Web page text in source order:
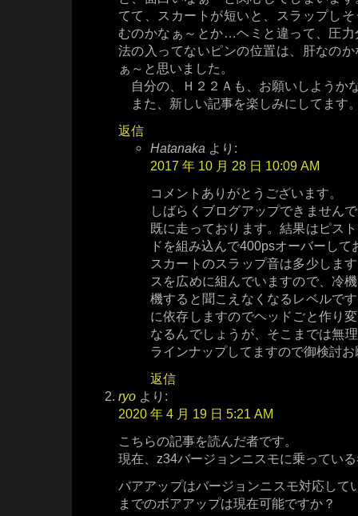
てて、スカートが短いと、スラップし
むのかなぁ～とか…ヘミと違って、圧
法の入ってないピンの位置は、肝なの
ぁ～と思いました。
自分の、Ｈ２２Ａも、お願いしようか
また、新しい記事を楽しみにしてます
返信
Hatanaka より:
2017 年 10 月 28 日 10:09 AM
コメントありがとうございます。
しばらくブログアップできません
既に走っております。結果はピス
ドを組み込んで400psオーバーして
スカートのスラップ音は多少しま
スを広めに組んでいますので、冷
機すると聞こえなくなるレベルで
に依存しますのでヘッドごと作り
なるんでしょうが、そこまでは無
ラインナップしてますので御検討
返信
ryo より:
2020 年 4 月 19 日 5:21 AM
こちらの記事を読んだ者です。
現在、z34バージョンニスモに乗ってい
バアアップはバージョンニスモ対応して
までのボアアップは現在可能ですか？